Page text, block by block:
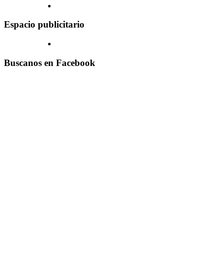
Espacio publicitario
Buscanos en Facebook